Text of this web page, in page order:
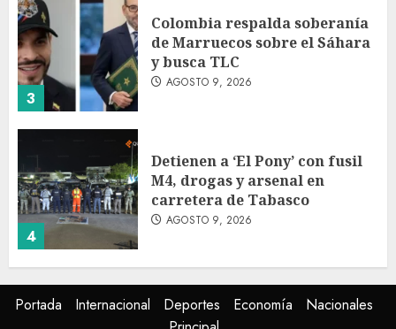
3
Colombia respalda soberanía
de Marruecos sobre el Sáhara
y busca TLC
AGOSTO 9, 2026
4
Detienen a ‘El Pony’ con fusil
M4, drogas y arsenal en
carretera de Tabasco
AGOSTO 9, 2026
Melanie Martinez se presenta
en el Palacio de los Deportes
Portada Internacional Deportes Economía
Nacionales